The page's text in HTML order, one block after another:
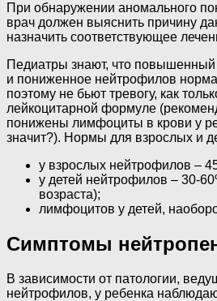
При обнаружении аномального
врач должен выяснить причину
назначить соответствующее
Педиатры знают, что
и пониженное нейтрофилов
поэтому не бьют тревогу, как
лейкоцитарной формуле
понижены лимфоциты в крови у
значит?). Нормы для взрослых и
у взрослых нейтрофилов –
у детей нейтрофилов – 30-
возраста);
лимфоцитов у детей,
Симптомы
В зависимости от патологии,
нейтрофилов, у ребенка